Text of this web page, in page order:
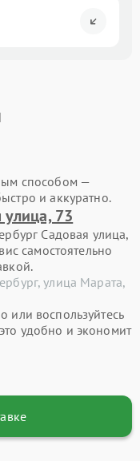
способом —
и аккуратно.
улица, 73
Садовая улица,
самостоятельно
улица Марата,
или воспользуйтесь
удобно и экономит